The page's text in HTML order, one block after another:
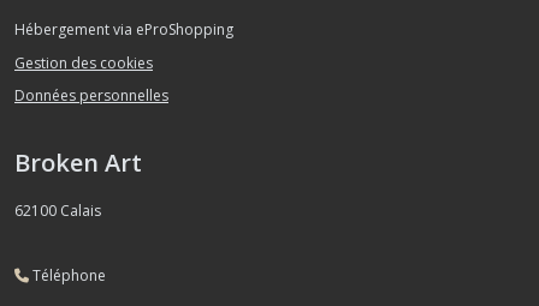
Hébergement via eProShopping
Gestion des cookies
Données personnelles
Broken Art
62100 Calais
Téléphone